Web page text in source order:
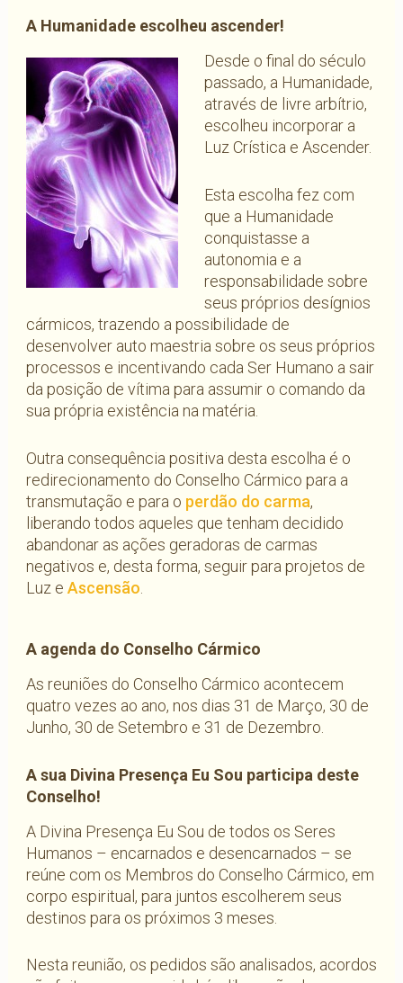
A Humanidade escolheu ascender!
Desde o final do século
passado, a Humanidade,
através de livre arbítrio,
escolheu incorporar a
Luz Crística e Ascender.
Esta escolha fez com
que a Humanidade
conquistasse a
autonomia e a
responsabilidade sobre
seus próprios desígnios
cármicos, trazendo a possibilidade de
desenvolver auto maestria sobre os seus próprios
processos e incentivando cada Ser Humano a sair
da posição de vítima para assumir o comando da
sua própria existência na matéria.
Outra consequência positiva desta escolha é o
redirecionamento do Conselho Cármico para a
transmutação e para o perdão do carma,
liberando todos aqueles que tenham decidido
abandonar as ações geradoras de carmas
negativos e, desta forma, seguir para projetos de
Luz e Ascensão
A agenda do Conselho Cármico
As reuniões do Conselho Cármico acontecem
quatro vezes ao ano, nos dias 31 de Março, 30 de
Junho, 30 de Setembro e 31 de Dezembro.
A sua Divina Presença Eu Sou participa deste
Conselho!
A Divina Presença Eu Sou de todos os Seres
Humanos – encarnados e desencarnados – se
reúne com os Membros do Conselho Cármico, em
corpo espiritual, para juntos escolherem seus
destinos para os próximos 3 meses.
Nesta reunião, os pedidos são analisados, acordos